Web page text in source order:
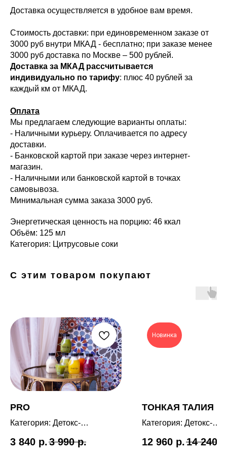
Доставка осуществляется в удобное вам время.
Стоимость доставки: при единовременном заказе от
3000 руб внутри МКАД - бесплатно; при заказе менее
3000 руб доставка по Москве – 500 рублей.
Доставка за МКАД рассчитывается
индивидуально по тарифу: плюс 40 рублей за
каждый км от МКАД.
Оплата
Мы предлагаем следующие варианты оплаты:
- Наличными курьеру. Оплачивается по адресу
доставки.
- Банковской картой при заказе через интернет-
магазин.
- Наличными или банковской картой в точках
самовывоза.
Минимальная сумма заказа 3000 руб.
Энергетическая ценность на порцию: 46 ккал
Объём: 125 мл
Категория: Цитрусовые соки
С этим товаром покупают
PRO
Категория: Детокс-
Длительность: 1 день
3 840 р.3 990 р.
Новинка
ТОНКАЯ ТАЛИЯ
Категория: Детокс-
Длительность: 4 дня
12 960 р.14 240
Каталог
Отзывы